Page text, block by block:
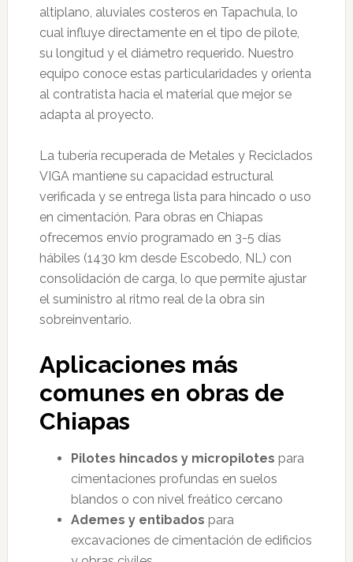
altiplano, aluviales costeros en Tapachula, lo
cual influye directamente en el tipo de pilote,
su longitud y el diámetro requerido. Nuestro
equipo conoce estas particularidades y orienta
al contratista hacia el material que mejor se
adapta al proyecto.
La tubería recuperada de Metales y Reciclados
VIGA mantiene su capacidad estructural
verificada y se entrega lista para hincado o uso
en cimentación. Para obras en Chiapas
ofrecemos envío programado en 3-5 días
hábiles (1430 km desde Escobedo, NL) con
consolidación de carga, lo que permite ajustar
el suministro al ritmo real de la obra sin
sobreinventario.
Aplicaciones más
comunes en obras de
Chiapas
Pilotes hincados y micropilotes para
cimentaciones profundas en suelos
blandos o con nivel freático cercano
Ademes y entibados para
excavaciones de cimentación de edificios